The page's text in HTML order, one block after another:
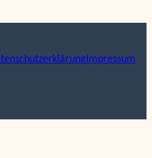
Impressum